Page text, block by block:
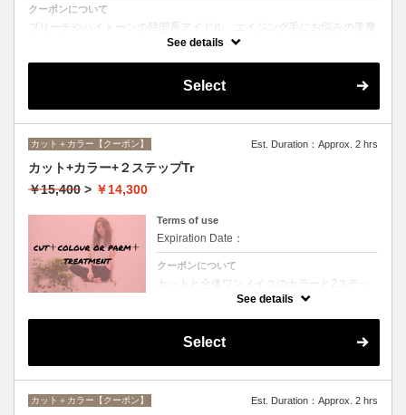
クーポンについて
ブリーチやハイトーンの韓国系アイドル、エイジング毛にお悩みの美魔
女も夢中！全ての世代、髪質、メニューに対応できる髪質改善トリート
See details
Select
カット＋カラー【クーポン】 Est. Duration：Approx. 2 hrs
カット+カラー+２ステップTr
￥15,400 > ￥14,300
Terms of use
Expiration Date：
クーポンについて
カットと全体ワンメイクのカラーと2ステッ
プトリートメントのお得メニュー。デザイン
や髪の状態によってお薬を塗り分けます。シ
ャンプー、ブロー込、ロング料金なし
See details
Select
カット＋カラー【クーポン】 Est. Duration：Approx. 2 hrs